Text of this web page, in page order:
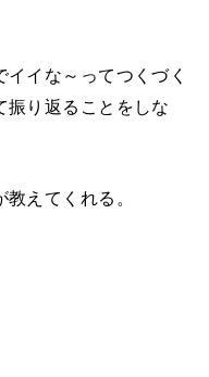
イな～ってつくづく
振り返ることをしな
えてくれる。